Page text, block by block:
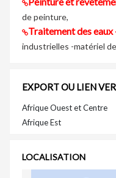
de peinture,
Traitement des
industrielles -matériel
EXPORT OU LIEN
Afrique Ouest et Centre
Afrique Est
LOCALISATION